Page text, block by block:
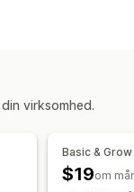
virksomhed.
Basic & Grow
$19om